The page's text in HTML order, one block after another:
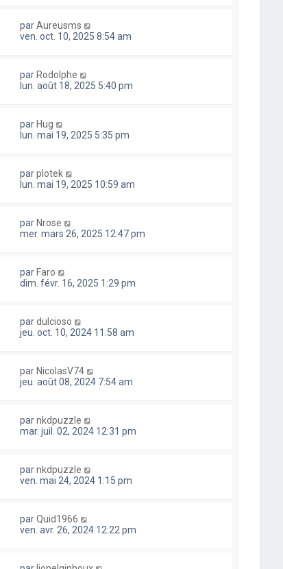
parAureusms
ven. oct. 10, 2025 8:54 am
par Rodolphe
lun. août 18, 2025 5:40 pm
par Hug
lun. mai 19, 2025 5:35 pm
parplotek
lun. mai 19, 2025 10:59 am
par Nrose
mer. mars 26, 2025 12:47 pm
par Faro
dim. févr. 16, 2025 1:29 pm
pardulcioso
jeu. oct. 10, 2024 11:58 am
par NicolasV74
jeu. août 08, 2024 7:54 am
parnkdpuzzle
mar. juil. 02, 2024 12:31 pm
parnkdpuzzle
ven. mai 24, 2024 1:15 pm
parQuid1966
ven. avr. 26, 2024 12:22 pm